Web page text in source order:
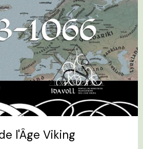
l'Âge Viking